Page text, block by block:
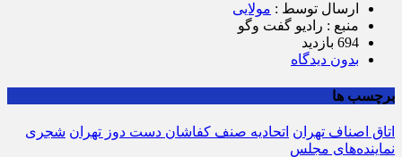
ارسال توسط : مولایی
منبع : رادیو گفت وگو
694 بازدید
بدون دیدگاه
برچسب ها
اتاق اصناف تهران اتحادیه صنف كفاشان دست دوز تهران شجری
نماینده‌های مجلس